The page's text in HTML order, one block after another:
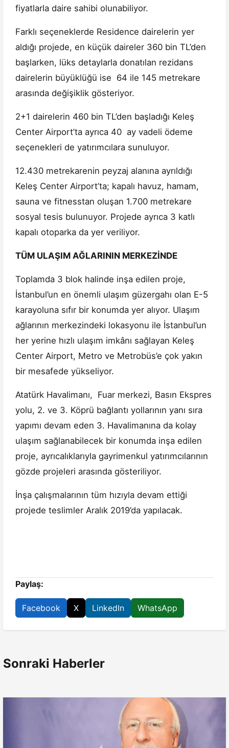
fiyatlarla daire sahibi olunabiliyor.
Farklı seçeneklerde Residence dairelerin yer
aldığı projede, en küçük daireler 360 bin TL’den
başlarken, lüks detaylarla donatılan rezidans
dairelerin büyüklüğü ise 64 ile 145 metrekare
arasında değişiklik gösteriyor.
2+1 dairelerin 460 bin TL’den başladığı Keleş
Center Airport’ta ayrıca 40 ay vadeli ödeme
seçenekleri de yatırımcılara sunuluyor.
12.430 metrekarenin peyzaj alanına ayrıldığı
Keleş Center Airport’ta; kapalı havuz, hamam,
sauna ve fitnesstan oluşan 1.700 metrekare
sosyal tesis bulunuyor. Projede ayrıca 3 katlı
kapalı otoparka da yer veriliyor.
TÜM ULAŞIM AĞLARININ MERKEZİNDE
Toplamda 3 blok halinde inşa edilen proje,
İstanbul’un en önemli ulaşım güzergahı olan E-5
karayoluna sıfır bir konumda yer alıyor. Ulaşım
ağlarının merkezindeki lokasyonu ile İstanbul’un
her yerine hızlı ulaşım imkânı sağlayan Keleş
Center Airport, Metro ve Metrobüs’e çok yakın
bir mesafede yükseliyor.
Atatürk Havalimanı, Fuar merkezi, Basın Ekspres
yolu, 2. ve 3. Köprü bağlantı yollarının yanı sıra
yapımı devam eden 3. Havalimanına da kolay
ulaşım sağlanabilecek bir konumda inşa edilen
proje, ayrıcalıklarıyla gayrimenkul yatırımcılarının
gözde projeleri arasında gösteriliyor.
İnşa çalışmalarının tüm hızıyla devam ettiği
projede teslimler Aralık 2019’da yapılacak.
Paylaş:
Facebook X LinkedIn WhatsApp
Sonraki Haberler